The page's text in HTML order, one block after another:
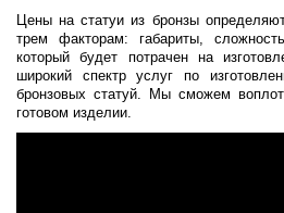
Цены на статуи из бронзы
трем факторам: габариты,
который будет потрачен на
широкий спектр услуг по
бронзовых статуй. Мы сможем
готовом изделии.